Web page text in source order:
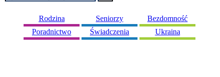
Rodzina Seniorzy
Bezdomność
Poradnictwo
Świadczenia Ukraina